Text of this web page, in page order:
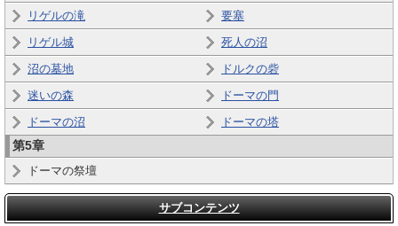
リゲルの滝
要塞
リゲル城
死人の沼
沼の墓地
ドルクの砦
迷いの森
ドーマの門
ドーマの沼
ドーマの塔
第5章
ドーマの祭壇
サブコンテンツ